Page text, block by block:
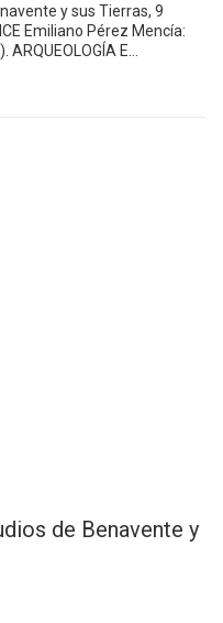
y sus Tierras, 9
Emiliano Pérez Mencía:
E…
de Benavente y